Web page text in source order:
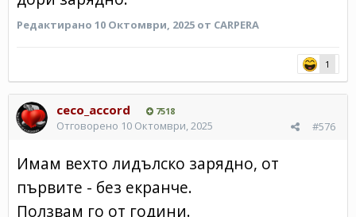
Редактирано 10 Октомври, 2025 от CARPERA
1
ceco_accord 7518
#576
Отговорено 10 Октомври, 2025
Имам вехто лидълско зарядно, от
първите - без екранче.
Ползвам го от години.